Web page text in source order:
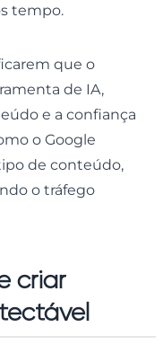
tempo.
que o
de IA,
e a confiança
o Google
de conteúdo,
o tráfego
criar